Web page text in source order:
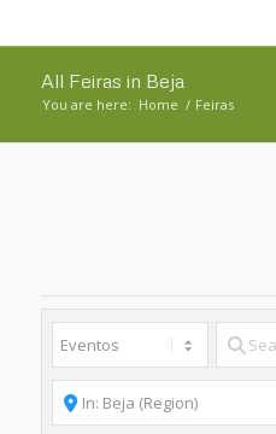
All Feiras in Beja
You are here: Home / Feiras